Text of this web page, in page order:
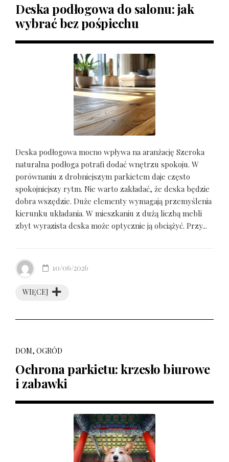
Deska podłogowa do salonu: jak
wybrać bez pośpiechu
Deska podłogowa mocno wpływa na aranżację Szeroka
naturalna podłoga potrafi dodać wnętrzu spokoju. W
porównaniu z drobniejszym parkietem daje często
spokojniejszy rytm. Nie warto zakładać, że deska będzie
dobra wszędzie. Duże elementy wymagają przemyślenia
kierunku układania. W mieszkaniu z dużą liczbą mebli
zbyt wyrazista deska może optycznie ją obciążyć. Przy...
WIĘCEJ
10/06/2026
DOM, OGRÓD
Ochrona parkietu: krzesło biurowe
i zabawki